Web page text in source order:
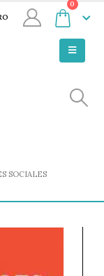
0
SOCIALES